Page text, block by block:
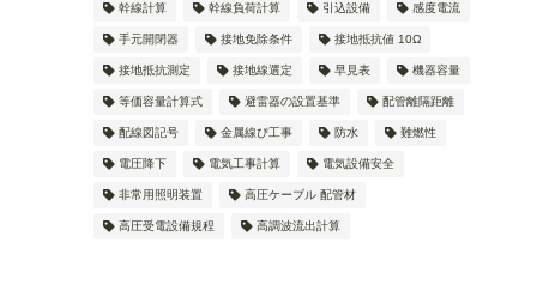
幹線計算 幹線負荷計算 引込設備 感度電流
手元開閉器 接地免除条件 接地抵抗値 10Ω
接地抵抗測定 接地線選定 早見表 機器容量
等価容量計算式 避雷器の設置基準 配管離隔距離
配線図記号 金属線ぴ工事 防水 難燃性
電圧降下 電気工事計算 電気設備安全
非常用照明装置 高圧ケーブル 配管材
高圧受電設備規程 高調波流出計算